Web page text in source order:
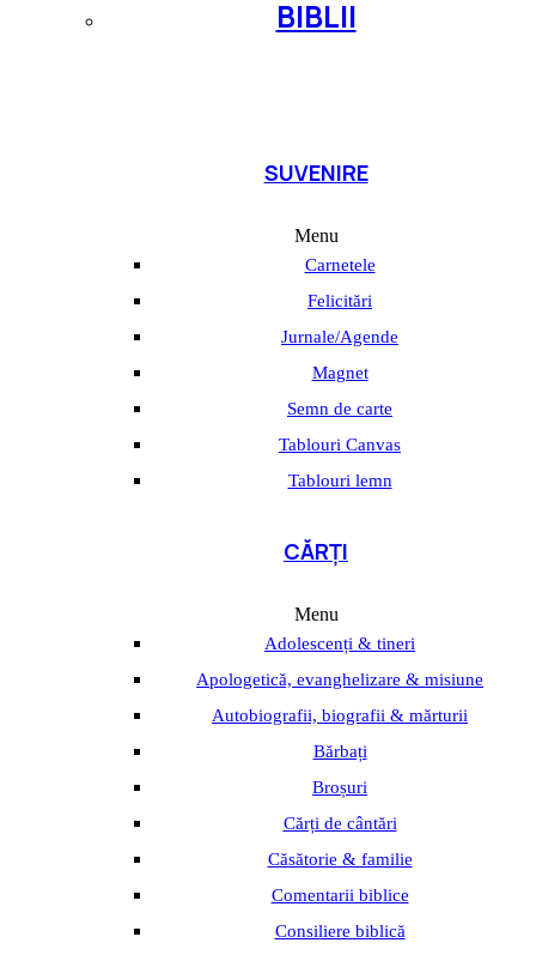
BIBLII
SUVENIRE
Menu
Carnetele
Felicitări
Jurnale/Agende
Magnet
Semn de carte
Tablouri Canvas
Tablouri lemn
CĂRȚI
Menu
Adolescenți & tineri
Apologetică, evanghelizare & misiune
Autobiografii, biografii & mărturii
Bărbați
Broșuri
Cărți de cântări
Căsătorie & familie
Comentarii biblice
Consiliere biblică